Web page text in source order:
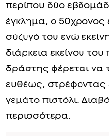
περίπου δύο
έγκλημα, ο 50χρονος
σύζυγό του ενώ
διάρκεια εκείνου του
δράστης φέρεται να
ευθέως, στρέφοντας
γεμάτο πιστόλι.
περισσότερα.